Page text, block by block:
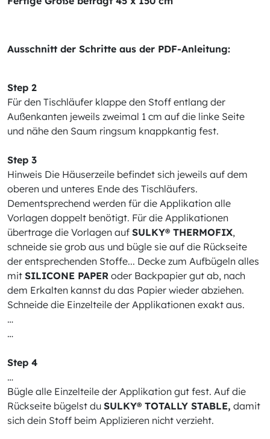
Ausschnitt der Schritte aus der PDF-Anleitung:
Step 2
Für den Tischläufer klappe den Stoff entlang der
Außenkanten jeweils zweimal 1 cm auf die linke Seite
und nähe den Saum ringsum knappkantig fest.
Step 3
Hinweis Die Häuserzeile befindet sich jeweils auf dem
oberen und unteres Ende des Tischläufers.
Dementsprechend werden für die Applikation alle
Vorlagen doppelt benötigt. Für die Applikationen
übertrage die Vorlagen auf SULKY® THERMOFIX,
schneide sie grob aus und bügle sie auf die Rückseite
der entsprechenden Stoffe... Decke zum Aufbügeln alles
mit SILICONE PAPER oder Backpapier gut ab, nach
dem Erkalten kannst du das Papier wieder abziehen.
Schneide die Einzelteile der Applikationen exakt aus.
…
…
Step 4
…
Bügle alle Einzelteile der Applikation gut fest. Auf die
Rückseite bügelst du SULKY® TOTALLY STABLE, damit
sich dein Stoff beim Applizieren nicht verzieht.